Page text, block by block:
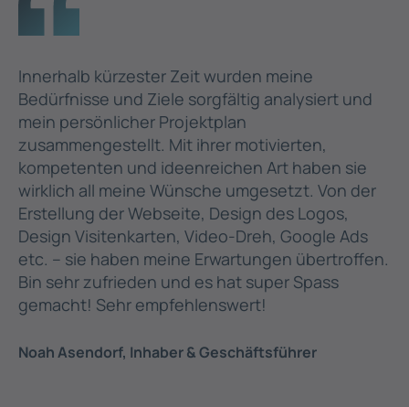
Innerhalb kürzester Zeit wurden meine
Bedürfnisse und Ziele sorgfältig analysiert und
mein persönlicher Projektplan
zusammengestellt. Mit ihrer motivierten,
kompetenten und ideenreichen Art haben sie
wirklich all meine Wünsche umgesetzt. Von der
Erstellung der Webseite, Design des Logos,
Design Visitenkarten, Video-Dreh, Google Ads
etc. – sie haben meine Erwartungen übertroffen.
Bin sehr zufrieden und es hat super Spass
gemacht! Sehr empfehlenswert!
Noah Asendorf, Inhaber & Geschäftsführer